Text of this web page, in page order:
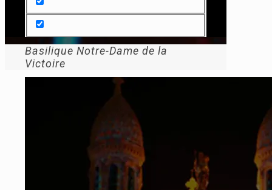
Basilique Notre-Dame de la
Victoire